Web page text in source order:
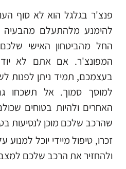
פנצ'ר בגלגל הוא לא סוף
להימנע מלהתעלם מהבעיה
החל מהביטחון האישי
המפונצ'ר. אם אתם לא
בעצמכם, תמיד ניתן לפנות
למוסך סמוך. אל תשכחו
האחרים ולהיות בטוחים
שהרכב שלכם מוכן לנסיעות
זכרו, טיפול מיידי יוכל למנוע
ולהחזיר את הרכב שלכם למצב